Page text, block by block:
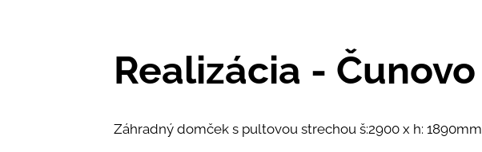
Realizácia - Čunovo
Záhradný domček s pultovou strechou š:2900 x h: 1890mm